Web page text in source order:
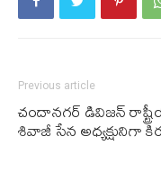
Previous article
చందానగర్ డివిజన్
శివాజీ సేన అధ్యక్షునిగా